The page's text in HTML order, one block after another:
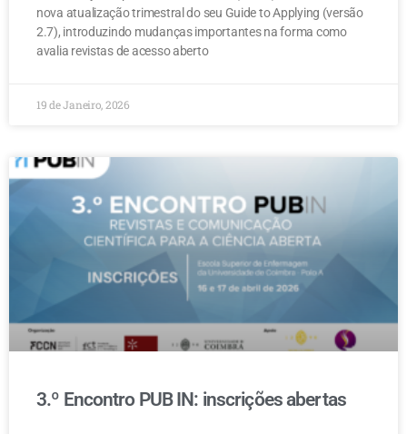
nova atualização trimestral do seu Guide to Applying (versão
2.7), introduzindo mudanças importantes na forma como
avalia revistas de acesso aberto
19 de Janeiro, 2026
3.º Encontro PUB IN: inscrições abertas